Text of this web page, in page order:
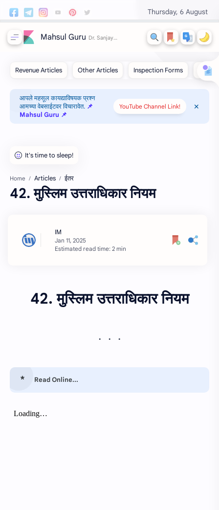
Thursday, 6 August
Mahsul Guru
आपले महसूल कायद्याविषयक प्रश्न
आमच्या वेबसाईटवर विचारावेत. 📌
Mahsul Guru 📌
YouTube Channel Link!
Home Articles ईतर
42. मुस्लिम उत्तराधिकार नियम
Estimated read time: 2 min
42. मुस्लिम उत्तराधिकार नियम
Read Online...